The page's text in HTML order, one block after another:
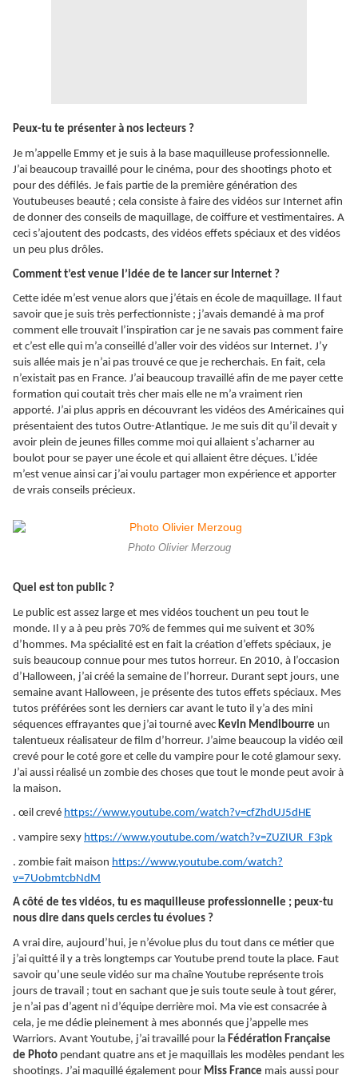
Peux-tu te présenter à nos lecteurs ?
Je m’appelle Emmy et je suis à la base maquilleuse professionnelle.
J’ai beaucoup travaillé pour le cinéma, pour des shootings photo et
pour des défilés. Je fais partie de la première génération des
Youtubeuses beauté ; cela consiste à faire des vidéos sur Internet afin
de donner des conseils de maquillage, de coiffure et vestimentaires. A
ceci s’ajoutent des podcasts, des vidéos effets spéciaux et des vidéos
un peu plus drôles.
Comment t’est venue l’idée de te lancer sur Internet ?
Cette idée m’est venue alors que j’étais en école de maquillage. Il faut
savoir que je suis très perfectionniste ; j’avais demandé à ma prof
comment elle trouvait l’inspiration car je ne savais pas comment faire
et c’est elle qui m’a conseillé d’aller voir des vidéos sur Internet. J’y
suis allée mais je n’ai pas trouvé ce que je recherchais. En fait, cela
n’existait pas en France. J’ai beaucoup travaillé afin de me payer cette
formation qui coutait très cher mais elle ne m’a vraiment rien
apporté. J’ai plus appris en découvrant les vidéos des Américaines qui
présentaient des tutos Outre-Atlantique. Je me suis dit qu’il devait y
avoir plein de jeunes filles comme moi qui allaient s’acharner au
boulot pour se payer une école et qui allaient être déçues. L’idée
m’est venue ainsi car j’ai voulu partager mon expérience et apporter
de vrais conseils précieux.
Photo Olivier Merzoug
Quel est ton public ?
Le public est assez large et mes vidéos touchent un peu tout le
monde. Il y a à peu près 70% de femmes qui me suivent et 30%
d’hommes. Ma spécialité est en fait la création d’effets spéciaux, je
suis beaucoup connue pour mes tutos horreur. En 2010, à l’occasion
d’Halloween, j’ai créé la semaine de l’horreur. Durant sept jours, une
semaine avant Halloween, je présente des tutos effets spéciaux. Mes
tutos préférées sont les derniers car avant le tuto il y’a des mini
séquences effrayantes que j’ai tourné avec Kevin Mendibourre un
talentueux réalisateur de film d’horreur. J’aime beaucoup la vidéo œil
crevé pour le coté gore et celle du vampire pour le coté glamour sexy.
J’ai aussi réalisé un zombie des choses que tout le monde peut avoir à
la maison.
. œil crevé https://www.youtube.com/watch?v=cfZhdUJ5dHE
. vampire sexy https://www.youtube.com/watch?v=ZUZIUR_F3pk
. zombie fait maison https://www.youtube.com/watch?
v=7UobmtcbNdM
A côté de tes vidéos, tu es maquilleuse professionnelle ; peux-tu
nous dire dans quels cercles tu évolues ?
A vrai dire, aujourd’hui, je n’évolue plus du tout dans ce métier que
j’ai quitté il y a très longtemps car Youtube prend toute la place. Faut
savoir qu’une seule vidéo sur ma chaîne Youtube représente trois
jours de travail ; tout en sachant que je suis toute seule à tout gérer,
je n’ai pas d’agent ni d’équipe derrière moi. Ma vie est consacrée à
cela, je me dédie pleinement à mes abonnés que j’appelle mes
Warriors. Avant Youtube, j’ai travaillé pour la Fédération Française
de Photo pendant quatre ans et je maquillais les modèles pendant les
shootings. J’ai maquillé également pour Miss France mais aussi pour